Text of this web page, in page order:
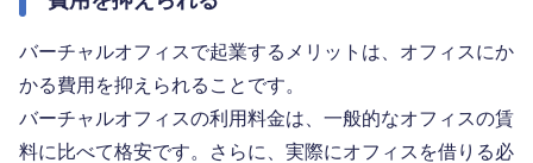
バーチャルオフィスで起業するメリットは、オフィスにか
かる費用を抑えられることです。
バーチャルオフィスの利用料金は、一般的なオフィスの賃
料に比べて格安です。さらに、実際にオフィスを借りる必